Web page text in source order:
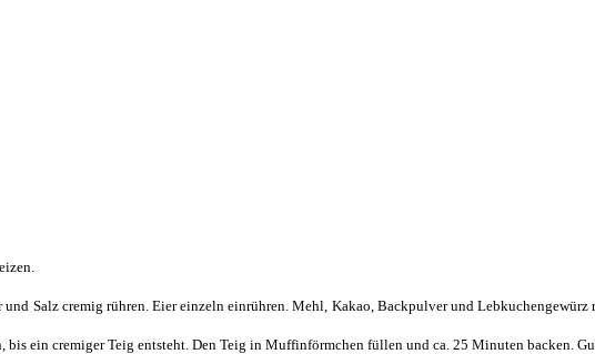
Salz cremig rühren. Eier einzeln einrühren. Mehl, Kakao, Backpulver und Lebkuchengewürz
bis ein cremiger Teig entsteht. Den Teig in Muffinförmchen füllen und ca. 25 Minuten backen.